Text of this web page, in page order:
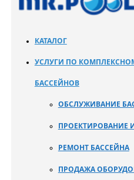
КАТАЛОГ
УСЛУГИ ПО
БАССЕЙНОВ
ОБСЛУЖИВАНИЕ
ПРОЕКТИРОВАНИЕ
РЕМОНТ БАССЕЙНА
ПРОДАЖА